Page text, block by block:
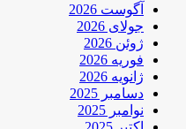
آگوست 2026
جولای 2026
ژوئن 2026
فوریه 2026
ژانویه 2026
دسامبر 2025
نوامبر 2025